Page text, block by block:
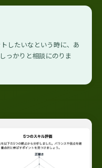
したいなという時に、あ
っかりと相談にのりま